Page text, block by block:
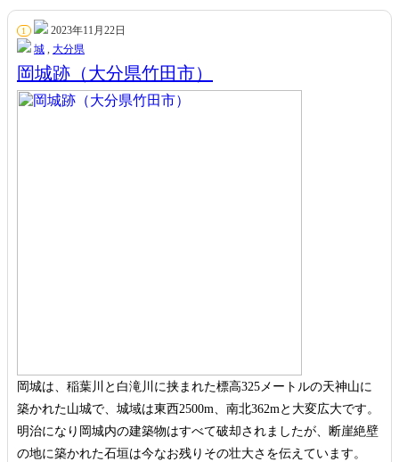
1
2023年11月22日
城 , 大分県
岡城跡（大分県竹田市）
岡城は、稲葉川と白滝川に挟まれた標高325メートルの天神山に
築かれた山城で、城域は東西2500m、南北362mと大変広大です。
明治になり岡城内の建築物はすべて破却されましたが、断崖絶壁
の地に築かれた石垣は今なお残りその壮大さを伝えています。